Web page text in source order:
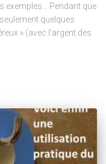
exemples… Pendant que
quelques
» (avec l’argent des